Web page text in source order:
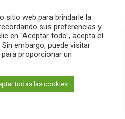
search menu pause PLAY
sitio web para brindarle la
sus preferencias y
en "Aceptar todo", acepta el
embargo, puede visitar
proporcionar un
todas las cookies